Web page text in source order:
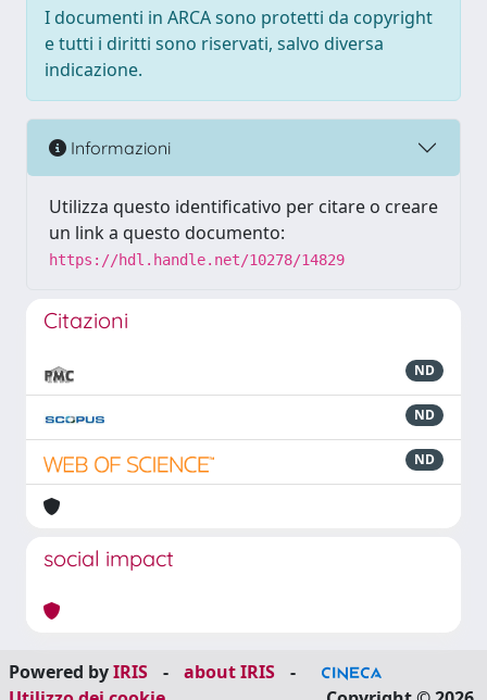
I documenti in ARCA sono protetti da copyright
e tutti i diritti sono riservati, salvo diversa
indicazione.
Informazioni
Utilizza questo identificativo per citare o creare
un link a questo documento:
https://hdl.handle.net/10278/14829
Citazioni
ND
ND
ND
social impact
Powered byIRIS - about IRIS
-